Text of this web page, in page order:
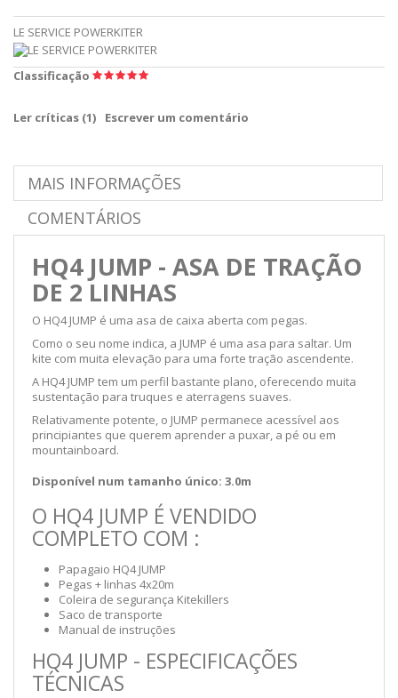
LE SERVICE POWERKITER
Classificação
Ler críticas (1) Escrever um comentário
MAIS INFORMAÇÕES
COMENTÁRIOS
HQ4 JUMP - ASA DE TRAÇÃO
DE 2 LINHAS
O HQ4 JUMP é uma asa de caixa aberta com pegas.
Como o seu nome indica, a JUMP é uma asa para saltar. Um
kite com muita elevação para uma forte tração ascendente.
A HQ4 JUMP tem um perfil bastante plano, oferecendo muita
sustentação para truques e aterragens suaves.
Relativamente potente, o JUMP permanece acessível aos
principiantes que querem aprender a puxar, a pé ou em
mountainboard.
Disponível num tamanho único: 3.0m
O HQ4 JUMP É VENDIDO
COMPLETO COM :
Papagaio HQ4 JUMP
Pegas + linhas 4x20m
Coleira de segurança Kitekillers
Saco de transporte
Manual de instruções
HQ4 JUMP - ESPECIFICAÇÕES
TÉCNICAS